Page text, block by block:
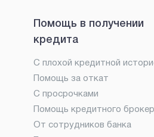
Помощь в получении
кредита
С плохой кредитной
Помощь за откат
С просрочками
Помощь кредитного
От сотрудников банка